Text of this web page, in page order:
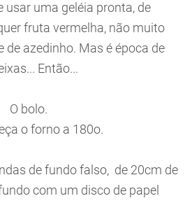
usar uma geléia pronta, de
fruta vermelha, não muito
de azedinho. Mas é época de
Então...
O bolo.
o forno a 180o.
de fundo falso, de 20cm de
com um disco de papel